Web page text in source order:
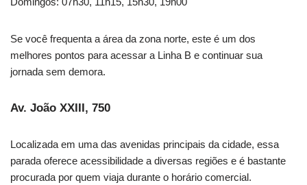
Se você frequenta a área da zona norte, este é um dos
melhores pontos para acessar a Linha B e continuar sua
jornada sem demora.
Av. João XXIII, 750
Localizada em uma das avenidas principais da cidade, essa
parada oferece acessibilidade a diversas regiões e é bastante
procurada por quem viaja durante o horário comercial.